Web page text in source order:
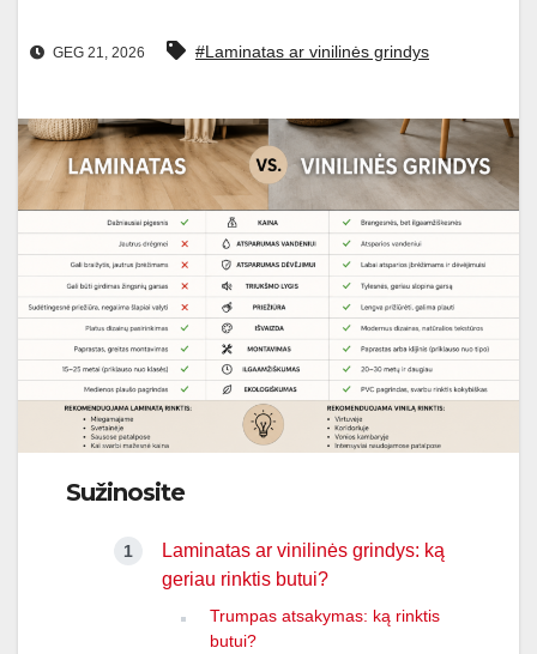
GEG 21, 2026 #Laminatas ar vinilinės grindys
Sužinosite
Laminatas ar vinilinės grindys: ką
geriau rinktis butui?
Trumpas atsakymas: ką rinktis
butui?